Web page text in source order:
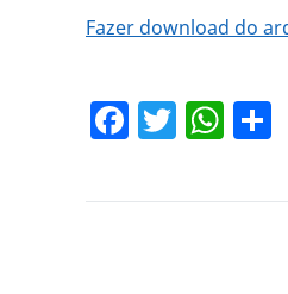
Fazer download do
Facebook
Twitter